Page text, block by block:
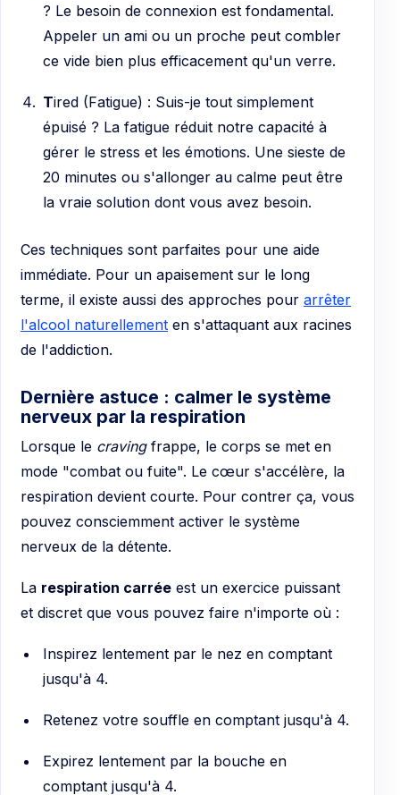
? Le besoin de connexion est fondamental.
Appeler un ami ou un proche peut combler
ce vide bien plus efficacement qu'un verre.
Tired (Fatigue) : Suis-je tout simplement
épuisé ? La fatigue réduit notre capacité à
gérer le stress et les émotions. Une sieste de
20 minutes ou s'allonger au calme peut être
la vraie solution dont vous avez besoin.
Ces techniques sont parfaites pour une aide
immédiate. Pour un apaisement sur le long
terme, il existe aussi des approches pour arrêter
l'alcool naturellement en s'attaquant aux racines
de l'addiction.
Dernière astuce : calmer le système
nerveux par la respiration
Lorsque le cravingfrappe, le corps se met en
mode "combat ou fuite". Le cœur s'accélère, la
respiration devient courte. Pour contrer ça, vous
pouvez consciemment activer le système
nerveux de la détente.
La respiration carrée est un exercice puissant
et discret que vous pouvez faire n'importe où :
Inspirez lentement par le nez en comptant
jusqu'à 4.
Retenez votre souffle en comptant jusqu'à 4.
Expirez lentement par la bouche en
comptant jusqu'à 4.